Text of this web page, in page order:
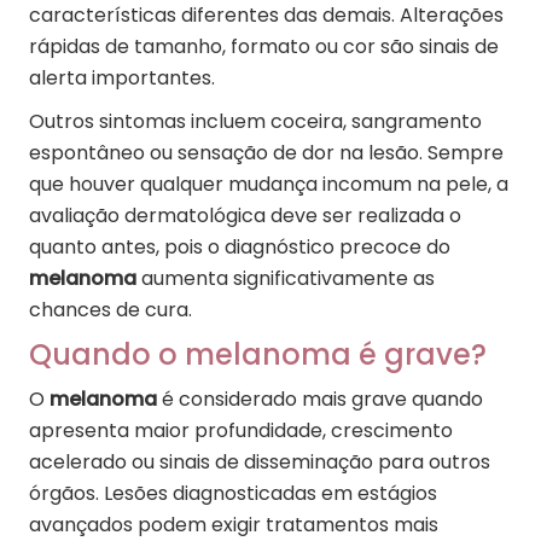
características diferentes das demais. Alterações
rápidas de tamanho, formato ou cor são sinais de
alerta importantes.
Outros sintomas incluem coceira, sangramento
espontâneo ou sensação de dor na lesão. Sempre
que houver qualquer mudança incomum na pele, a
avaliação dermatológica deve ser realizada o
quanto antes, pois o diagnóstico precoce do
melanomaaumenta significativamente as
chances de cura.
Quando o melanoma é grave?
O melanomaé considerado mais grave quando
apresenta maior profundidade, crescimento
acelerado ou sinais de disseminação para outros
órgãos. Lesões diagnosticadas em estágios
avançados podem exigir tratamentos mais